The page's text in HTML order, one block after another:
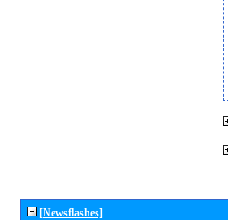
[Newsflashes]